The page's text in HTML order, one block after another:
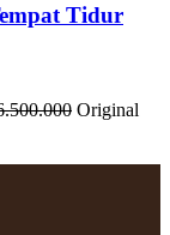
Tidur
Original